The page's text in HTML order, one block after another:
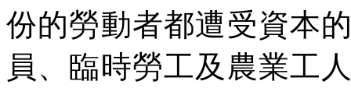
份的勞動者都遭受資本
員、臨時勞工及農業工